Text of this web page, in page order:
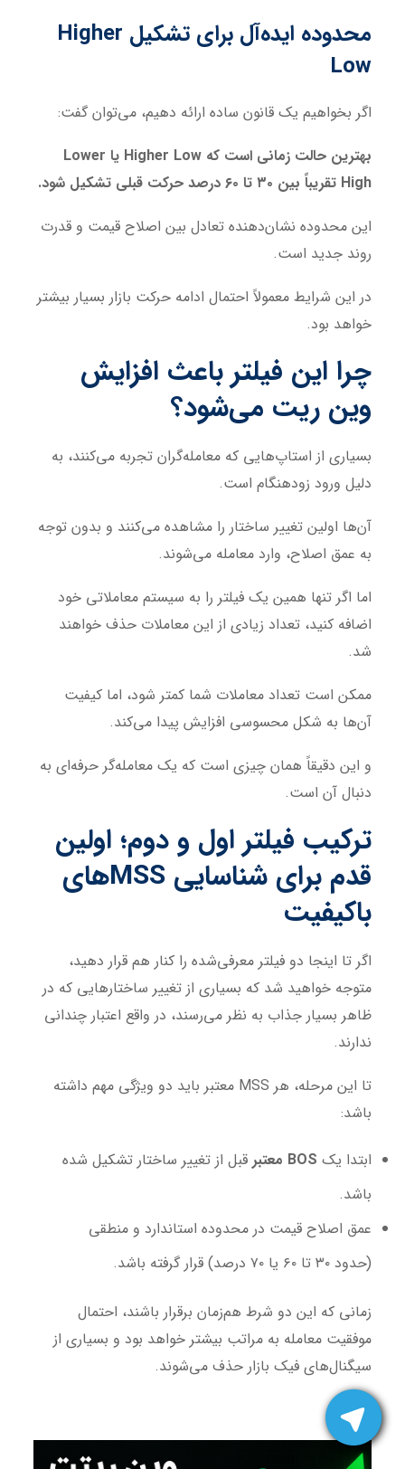
محدوده ایده‌آل برای تشکیل Higher
Low
اگر بخواهیم یک قانون ساده ارائه دهیم، می‌توان گفت:
بهترین حالت زمانی است که Higher Low یا Lower
High تقریباً بین ۳۰ تا ۶۰ درصد حرکت قبلی تشکیل شود.
این محدوده نشان‌دهنده تعادل بین اصلاح قیمت و قدرت
روند جدید است.
در این شرایط معمولاً احتمال ادامه حرکت بازار بسیار بیشتر
خواهد بود.
چرا این فیلتر باعث افزایش
وین ریت می‌شود؟
بسیاری از استاپ‌هایی که معامله‌گران تجربه می‌کنند، به
دلیل ورود زودهنگام است.
آن‌ها اولین تغییر ساختار را مشاهده می‌کنند و بدون توجه
به عمق اصلاح، وارد معامله می‌شوند.
اما اگر تنها همین یک فیلتر را به سیستم معاملاتی خود
اضافه کنید، تعداد زیادی از این معاملات حذف خواهند
شد.
ممکن است تعداد معاملات شما کمتر شود، اما کیفیت
آن‌ها به شکل محسوسی افزایش پیدا می‌کند.
و این دقیقاً همان چیزی است که یک معامله‌گر حرفه‌ای به
دنبال آن است.
ترکیب فیلتر اول و دوم؛ اولین
قدم برای شناسایی MSSهای
باکیفیت
اگر تا اینجا دو فیلتر معرفی‌شده را کنار هم قرار دهید،
متوجه خواهید شد که بسیاری از تغییر ساختارهایی که در
ظاهر بسیار جذاب به نظر می‌رسند، در واقع اعتبار چندانی
ندارند.
تا این مرحله، هر MSS معتبر باید دو ویژگی مهم داشته
باشد:
ابتدا یک BOS معتبر
قبل از تغییر ساختار تشکیل شده
باشد.
عمق اصلاح قیمت در محدوده استاندارد و منطقی
(حدود ۳۰ تا ۶۰ یا ۷۰ درصد) قرار گرفته باشد.
زمانی که این دو شرط هم‌زمان برقرار باشند، احتمال
موفقیت معامله به مراتب بیشتر خواهد بود و بسیاری از
سیگنال‌های فیک بازار حذف می‌شوند.